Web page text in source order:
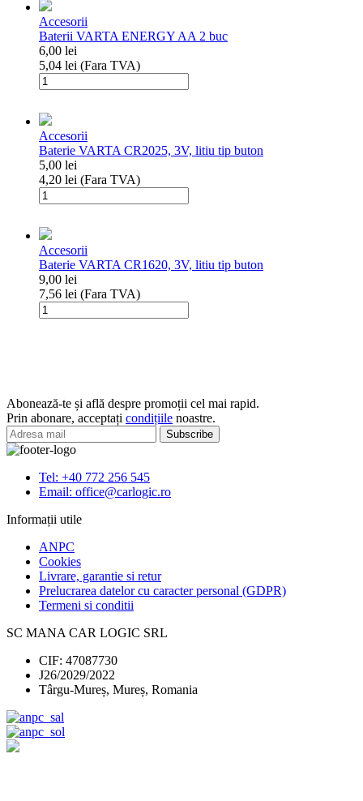
CR2430,
3V,
litiu
tip
buton
Accesorii
Baterii VARTA ENERGY AA 2 buc
6,00 lei
5,04 lei (Fara TVA)
Cantitate
Baterii
ENERGY
AA
2
buc
Accesorii
Baterie VARTA CR2025, 3V, litiu tip buton
5,00 lei
4,20 lei (Fara TVA)
Cantitate
Baterie
CR2025,
3V,
litiu
tip
buton
Accesorii
Baterie VARTA CR1620, 3V, litiu tip buton
9,00 lei
7,56 lei (Fara TVA)
Cantitate
Baterie
buton
Abonează-te și află despre promoții cel mai rapid.
Prin abonare, acceptați condițiile noastre.
Tel: +40 772 256 545
Email: office@carlogic.ro
Informații utile
ANPC
Cookies
Livrare, garantie si retur
Prelucrarea datelor cu caracter personal (GDPR)
Termeni si conditii
SC MANA CAR LOGIC SRL
CIF: 47087730
J26/2029/2022
Târgu-Mureș, Mureș, Romania